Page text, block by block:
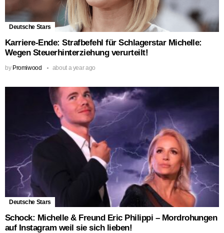
Deutsche Stars
Karriere-Ende: Strafbefehl für Schlagerstar Michelle:
Wegen Steuerhinterziehung verurteilt!
by Promiwood about a year ago
Deutsche Stars
Schock: Michelle & Freund Eric Philippi – Mordrohungen
auf Instagram weil sie sich lieben!